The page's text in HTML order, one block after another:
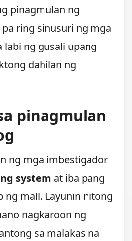
pinagmulan ng
ring sinusuri ng mga
labi ng gusali upang
dahilan ng
pinagmulan
ng mga imbestigador
system at iba pang
ng mall. Layunin nitong
nagkaroon ng
sa malakas na